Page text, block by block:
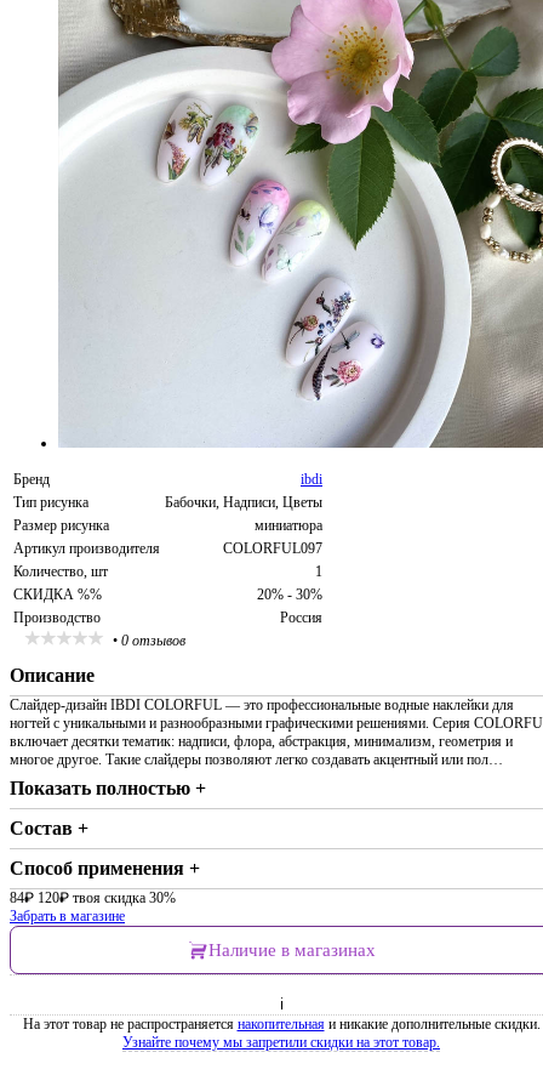
Бренд
ibdi
Тип рисунка
Бабочки, Надписи, Цветы
Размер рисунка
миниатюра
Артикул производителя
COLORFUL097
Количество, шт
1
СКИДКА %%
20% - 30%
Производство
Россия
• 0 отзывов
Описание
Слайдер-дизайн IBDI COLORFUL — это профессиональные водные наклейки для
ногтей с уникальными и разнообразными графическими решениями. Серия
включает десятки тематик: надписи, флора, абстракция, минимализм, геометрия и
многое другое. Такие слайдеры позволяют легко создавать акцентный или пол…
Показать полностью +
Состав +
Способ применения +
84₽ 120₽ твоя скидка 30%
Забрать в магазине
Наличие в магазинах
ℹ
На этот товар не распространяется накопительнаяи никакие дополнительные скидки.
Узнайте почему мы запретили скидки на этот товар.